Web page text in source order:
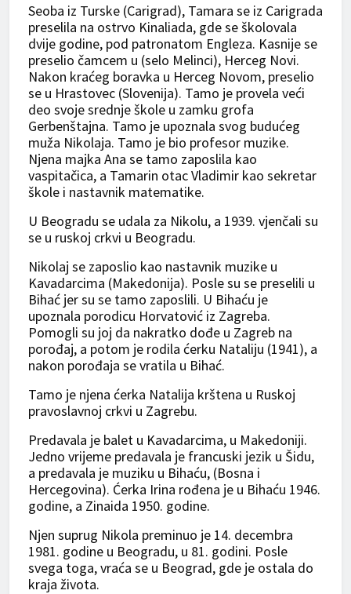
Seoba iz Turske (Carigrad), Tamara se iz Carigrada
preselila na ostrvo Kinaliada, gde se školovala
dvije godine, pod patronatom Engleza. Kasnije se
preselio čamcem u (selo Melinci), Herceg Novi.
Nakon kraćeg boravka u Herceg Novom, preselio
se u Hrastovec (Slovenija). Tamo je provela veći
deo svoje srednje škole u ​​zamku grofa
Gerbenštajna. Tamo je upoznala svog budućeg
muža Nikolaja. Tamo je bio profesor muzike.
Njena majka Ana se tamo zaposlila kao
vaspitačica, a Tamarin otac Vladimir kao sekretar
škole i nastavnik matematike.
U Beogradu se udala za Nikolu, a 1939. vjenčali su
se u ruskoj crkvi u Beogradu.
Nikolaj se zaposlio kao nastavnik muzike u
Kavadarcima (Makedonija). Posle su se preselili u
Bihać jer su se tamo zaposlili. U Bihaću je
upoznala porodicu Horvatović iz Zagreba.
Pomogli su joj da nakratko dođe u Zagreb na
porođaj, a potom je rodila ćerku Nataliju (1941), a
nakon porođaja se vratila u Bihać.
Tamo je njena ćerka Natalija krštena u Ruskoj
pravoslavnoj crkvi u Zagrebu.
Predavala je balet u Kavadarcima, u Makedoniji.
Jedno vrijeme predavala je francuski jezik u Šidu,
a predavala je muziku u Bihaću, (Bosna i
Hercegovina). Ćerka Irina rođena je u Bihaću 1946.
godine, a Zinaida 1950. godine.
Njen suprug Nikola preminuo je 14. decembra
1981. godine u Beogradu, u 81. godini. Posle
svega toga, vraća se u Beograd, gde je ostala do
kraja života.